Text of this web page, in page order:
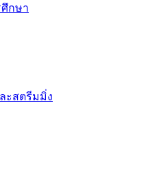
กษา
ะสตรีมมิ่ง